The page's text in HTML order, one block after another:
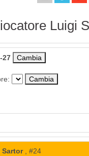
Luigi
27
, #24